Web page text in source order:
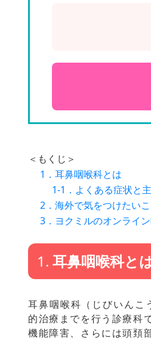
＜もくじ＞
1．耳鼻咽喉科とは
1-1．よくある症状と
2．海外で気をつけたい
3．ヨクミルのオンライ
1. 耳鼻咽喉科と
耳鼻咽喉科（じびいん
的治療までを行う診療科
機能障害、さらには頭頚